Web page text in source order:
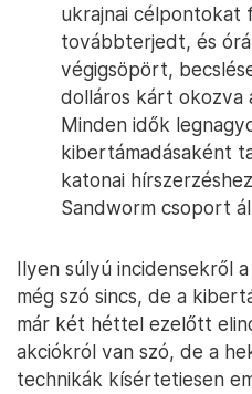
ukrajnai
továbbterjedt, és
végigsöpört,
dolláros kárt okozva
Minden idők
kibertámadásaként
katonai
Sandworm csoport
Ilyen súlyú incidensekről
még szó sincs, de a
már két héttel ezelőtt
akciókról van szó, de a
technikák kísértetiesen